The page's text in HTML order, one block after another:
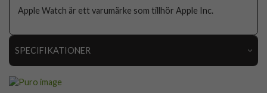
Apple Watch är ett varumärke som tillhör Apple Inc.
SPECIFIKATIONER